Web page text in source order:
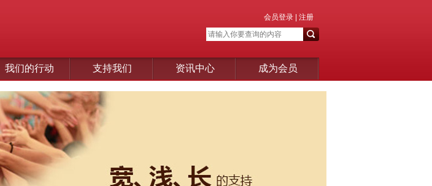
会员登录 注册
我们的行动 支持我们 资讯中心 成为会员